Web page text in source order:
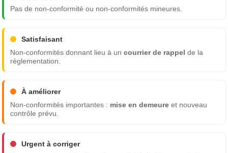
Pas de non-conformité ou non-conformités mineures.
Satisfaisant
Non-conformités donnant lieu à uncourrier de rappel de la
réglementation.
À améliorer
Non-conformités importantes : mise en demeure et nouveau
contrôle prévu.
Urgent à corriger